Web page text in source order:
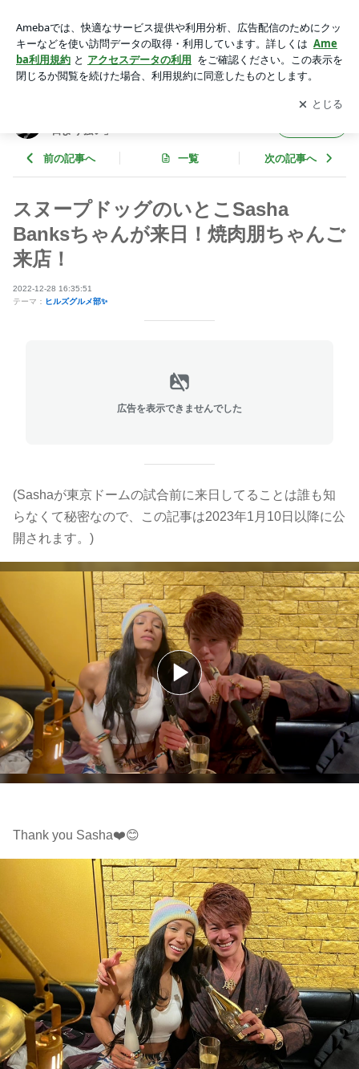
ゃんご来店！ | TOMOROオフィシャルブログ「明日の俺は今
日より強い」Powered by Ameba
アプリをダウンロードして ブログの更新通知
を受け取りまし
ょう。
開く
日より強い」
前の記事へ 一覧 次の記事へ
スヌープドッグのいとこSasha
Banksちゃんが来日！焼肉朋ちゃんご
来店！
2022-12-28 16:35:51
テーマ： ヒルズグルメ部✨
広告を表示できませんでした
(Sashaが東京ドームの試合前に来日してることは誰も知
らなくて秘密なので、この記事は2023年1月10日以降に公
開されます。)
Thank you Sasha❤️😊